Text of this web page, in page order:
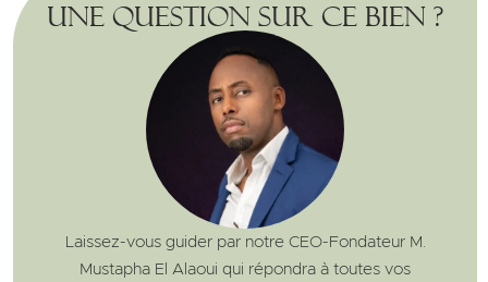
Une question sur ce bien ?
Laissez-vous guider par notre CEO-Fondateur M.
Mustapha El Alaoui qui répondra à toutes vos